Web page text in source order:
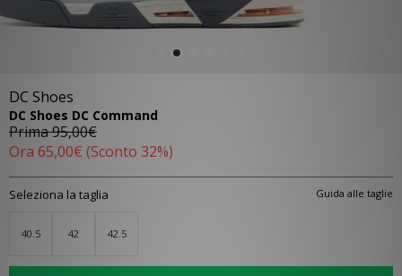
DC Shoes
DC Shoes DC Command
Prima95,00€
Ora 65,00€ (Sconto 32%)
Guida alle taglie
Seleziona la taglia
40.5 42 42.5